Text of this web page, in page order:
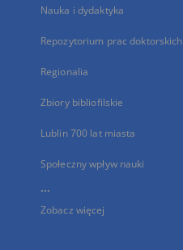
Nauka i dydaktyka
Repozytorium prac doktorskich
Regionalia
Zbiory bibliofilskie
Lublin 700 lat miasta
Społeczny wpływ nauki
...
Zobacz więcej